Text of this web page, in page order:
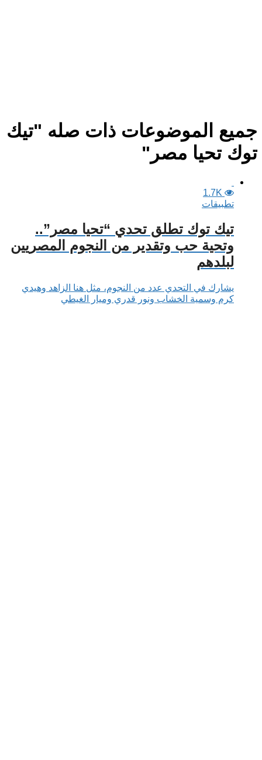
جميع الموضوعات ذات صله "تيك
توك تحيا مصر"
1.7K
تطبيقات
تيك توك تطلق تحدي “تحيا مصر”..
وتحية حب وتقدير من النجوم المصريين
لبلدهم
يشارك في التحدي عدد من النجوم، مثل هنا الزاهد وهيدي
كرم وسمية الخشاب ونور قدري وميار الغيطي